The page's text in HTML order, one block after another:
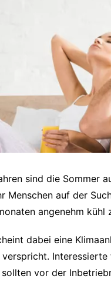
sind die Sommer
Menschen auf der
angenehm kühl
dabei eine
Interessierte
vor der